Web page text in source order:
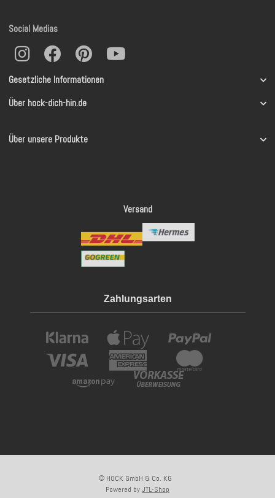
Gesetzliche Informationen
Über hock-dich-hin.de
Über unsere Produkte
Social Medias
Versand
Zahlungsarten
© HOCK GmbH & Co. KG
Powered byJTL-Shop